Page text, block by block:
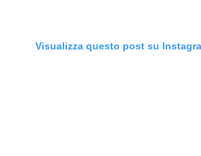
Visualizza questo post su